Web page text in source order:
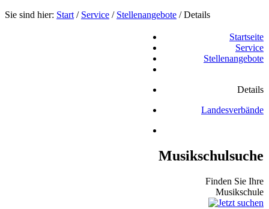
Sie sind hier: Start / Service / Stellenangebote /Details
Startseite
Service
Stellenangebote
Details
Landesverbände
Musikschulsuche
Finden Sie Ihre
Musikschule